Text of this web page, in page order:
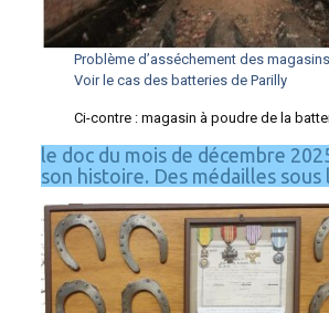
Problème d’asséchement des
Voir le cas des batteries de Parilly
Ci-contre : magasin à poudre de la
le doc du mois de décembre
son histoire. Des médailles sous